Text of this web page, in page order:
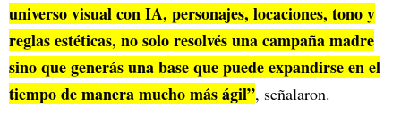
universo visual con IA, personajes, locaciones, tono y
reglas estéticas, no solo resolvés una campaña madre
sino que generás una base que puede expandirse en el
tiempo de manera mucho más ágil”, señalaron.